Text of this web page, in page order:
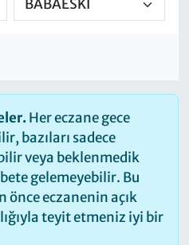
Her eczane gece
bazıları sadece
veya beklenmedik
gelemeyebilir. Bu
önce eczanenin açık
teyit etmeniz iyi bir